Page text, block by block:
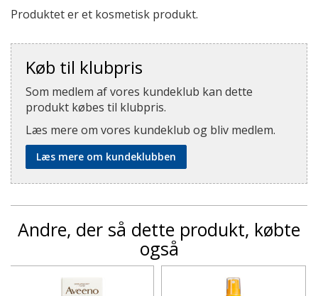
Produktet er et kosmetisk produkt.
Køb til klubpris
Som medlem af vores kundeklub kan dette
produkt købes til klubpris.
Læs mere om vores kundeklub og bliv medlem.
Læs mere om kundeklubben
Andre, der så dette produkt, købte
også